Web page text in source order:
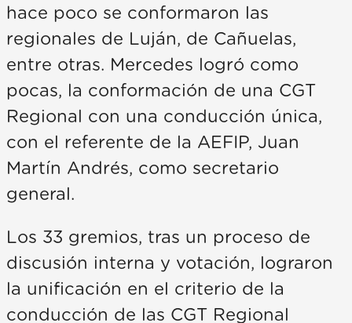
hace poco se conformaron las
regionales de Luján, de Cañuelas,
entre otras. Mercedes logró como
pocas, la conformación de una CGT
Regional con una conducción única,
con el referente de la AEFIP, Juan
Martín Andrés, como secretario
general.
Los 33 gremios, tras un proceso de
discusión interna y votación, lograron
la unificación en el criterio de la
conducción de las CGT Regional